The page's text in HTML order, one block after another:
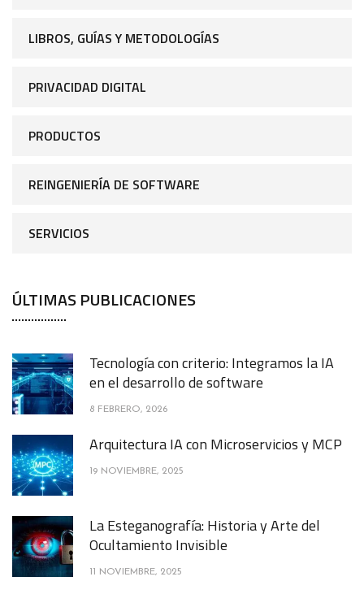
LIBROS, GUÍAS Y METODOLOGÍAS
PRIVACIDAD DIGITAL
PRODUCTOS
REINGENIERÍA DE SOFTWARE
SERVICIOS
ÚLTIMAS PUBLICACIONES
Tecnología con criterio: Integramos la IA
en el desarrollo de software
8 FEBRERO, 2026
Arquitectura IA con Microservicios y MCP
19 NOVIEMBRE, 2025
La Esteganografía: Historia y Arte del
Ocultamiento Invisible
11 NOVIEMBRE, 2025